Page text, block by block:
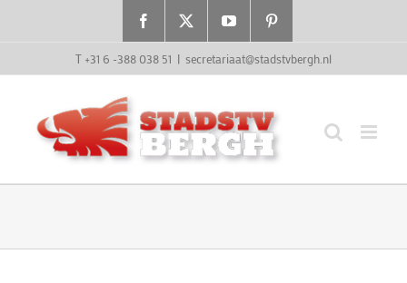
Facebook YouTube
T +31 6 -388 038 51 | secretariaat@stadstvbergh.nl